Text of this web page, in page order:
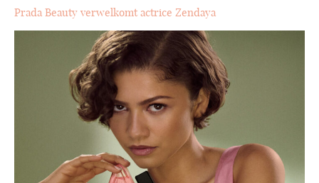
Prada Beauty verwelkomt actrice Zendaya